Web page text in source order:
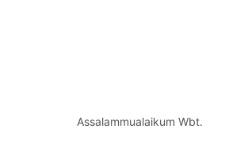
Assalammualaikum Wbt.